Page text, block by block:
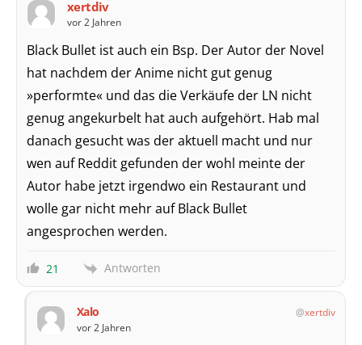
xertdiv
vor 2 Jahren
Black Bullet ist auch ein Bsp. Der Autor der Novel
hat nachdem der Anime nicht gut genug
»performte« und das die Verkäufe der LN nicht
genug angekurbelt hat auch aufgehört. Hab mal
danach gesucht was der aktuell macht und nur
wen auf Reddit gefunden der wohl meinte der
Autor habe jetzt irgendwo ein Restaurant und
wolle gar nicht mehr auf Black Bullet
angesprochen werden.
21 Antworten
Xalo
xertdiv
vor 2 Jahren